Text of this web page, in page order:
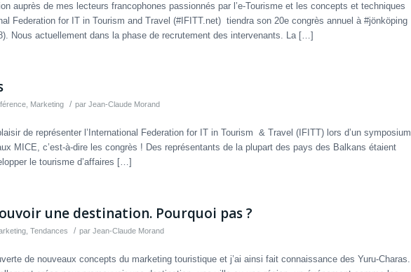
auprès de mes lecteurs francophones passionnés par l’e-Tourisme et les concepts et techniques
Federation for IT in Tourism and Travel (#IFITT.net) tiendra son 20e congrès annuel à #jönköping
Nous actuellement dans la phase de recrutement des intervenants. La […]
Marketing / par Jean-Claude Morand
de représenter l’International Federation for IT in Tourism & Travel (IFITT) lors d’un symposium
MICE, c’est-à-dire les congrès ! Des représentants de la plupart des pays des Balkans étaient
le tourisme d’affaires […]
une destination. Pourquoi pas ?
Tendances / par Jean-Claude Morand
de nouveaux concepts du marketing touristique et j’ai ainsi fait connaissance des Yuru-Charas.